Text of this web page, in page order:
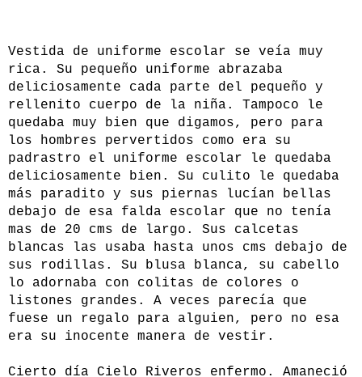
Vestida de uniforme escolar se veía muy
rica. Su pequeño uniforme abrazaba
deliciosamente cada parte del pequeño y
rellenito cuerpo de la niña. Tampoco le
quedaba muy bien que digamos, pero para
los hombres pervertidos como era su
padrastro el uniforme escolar le quedaba
deliciosamente bien. Su culito le quedaba
más paradito y sus piernas lucían bellas
debajo de esa falda escolar que no tenía
mas de 20 cms de largo. Sus calcetas
blancas las usaba hasta unos cms debajo de
sus rodillas. Su blusa blanca, su cabello
lo adornaba con colitas de colores o
listones grandes. A veces parecía que
fuese un regalo para alguien, pero no esa
era su inocente manera de vestir.
Cierto día Cielo Riveros enfermo. Amaneció